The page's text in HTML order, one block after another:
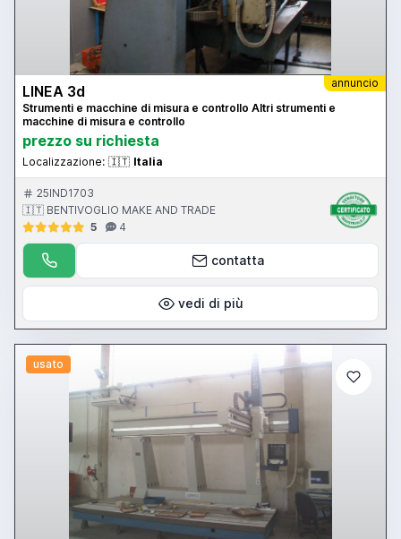
annuncio
LINEA 3d
Strumenti e macchine di misura e controllo Altri strumenti e
macchine di misura e controllo
prezzo su richiesta
Localizzazione: 🇮🇹 Italia
25IND1703
🇮🇹 BENTIVOGLIO MAKE AND TRADE
5
4
contatta
vedi di più
usato